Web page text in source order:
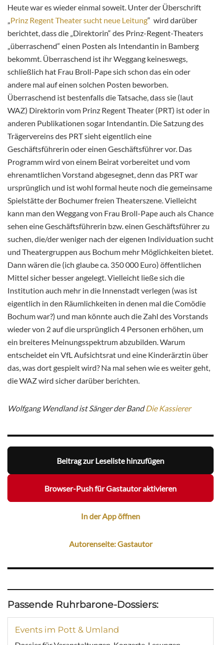
Heute war es wieder einmal soweit. Unter der Überschrift
„Prinz Regent Theater sucht neue Leitung“ wird darüber
berichtet, dass die „Direktorin“ des Prinz-Regent-Theaters
„überraschend“ einen Posten als Intendantin in Bamberg
bekommt. Überraschend ist ihr Weggang keineswegs,
schließlich hat Frau Broll-Pape sich schon das ein oder
andere mal auf einen solchen Posten beworben.
Überraschend ist bestenfalls die Tatsache, dass sie (laut
WAZ) Direktorin vom Prinz Regent Theater (PRT) ist oder in
anderen Publikationen sogar Intendantin. Die Satzung des
Trägervereins des PRT sieht eigentlich eine
Geschäftsführerin oder einen Geschäftsführer vor. Das
Programm wird von einem Beirat vorbereitet und vom
ehrenamtlichen Vorstand abgesegnet, denn das PRT war
ursprünglich und ist wohl formal heute noch die gemeinsame
Spielstätte der Bochumer freien Theaterszene. Vielleicht
kann man den Weggang von Frau Broll-Pape auch als Chance
sehen eine Geschäftsführerin bzw. einen Geschäftsführer zu
suchen, die/der weniger nach der eigenen Individuation sucht
und Theatergruppen aus Bochum mehr Möglichkeiten bietet.
Dann wären die (ich glaube ca. 350 000 Euro) öffentlichen
Mittel sicher besser angelegt. Vielleicht ließe sich die
Institution auch mehr in die Innenstadt verlegen (was ist
eigentlich in den Räumlichkeiten in denen mal die Comödie
Bochum war?) und man könnte auch die Zahl des Vorstands
wieder von 2 auf die ursprünglich 4 Personen erhöhen, um
ein breiteres Meinungsspektrum abzubilden. Warum
entscheidet ein VfL Aufsichtsrat und eine Kinderärztin über
das, was dort gespielt wird? Na mal sehen wie es weiter geht,
die WAZ wird sicher darüber berichten.
Wolfgang Wendland ist Sänger der BandDie Kassierer
Beitrag zur Leseliste hinzufügen
Browser-Push für Gastautor aktivieren
In der App öffnen
Autorenseite: Gastautor
Passende Ruhrbarone-Dossiers:
Events im Pott & Umland